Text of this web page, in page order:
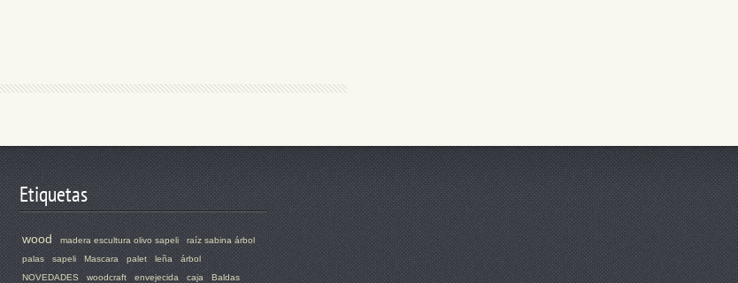
Etiquetas
wood madera escultura olivo sapeli
raíz sabina árbol
palas
sapeli Mascara palet leña
árbol
NOVEDADES
woodcraft envejecida caja Baldas